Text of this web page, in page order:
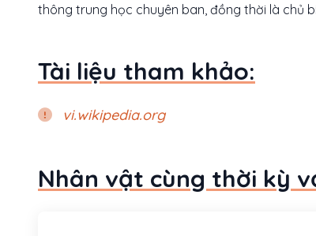
thông trung học chuyên ban, đồng thời là chủ
Tài liệu tham khảo:
vi.wikipedia.org
Nhân vật cùng thời kỳ